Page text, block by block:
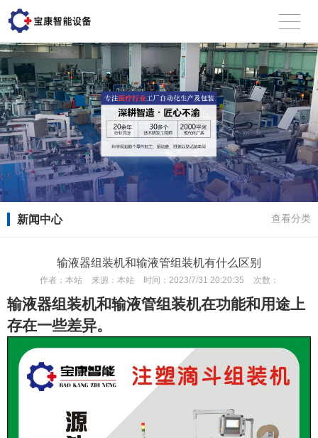
新闻中心 查看分类
输液器组装机和输液管组装机有什么区别
作者： 本站 来源： 本站 时间： 2023/7/31 20:20:35 次数：
输液器组装机和输液管组装机在功能和用途上
存在一些差异。
扫描微信二维码 X